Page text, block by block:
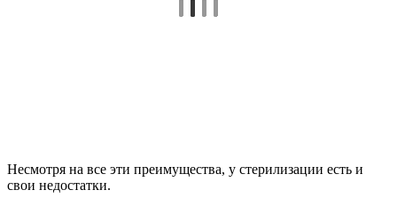
Несмотря на все эти преимущества, у стерилизации есть и
свои недостатки.